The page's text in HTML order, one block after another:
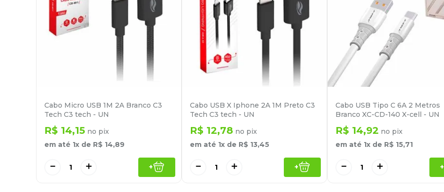
Cabo Micro USB 1M 2A Branco C3
Tech C3 tech - UN
R$ 14,15 no pix
em até 1x de R$ 14,89
＋
－ +
Cabo USB X Iphone 2A 1M Preto C3
Tech C3 tech - UN
R$ 12,78 no pix
em até 1x de R$ 13,45
＋
－ +
Cabo USB Tipo C 6A 2 Metros
Branco XC-CD-140 X-cell - UN
R$ 14,92 no pix
em até 1x de R$ 15,71
＋
－ +